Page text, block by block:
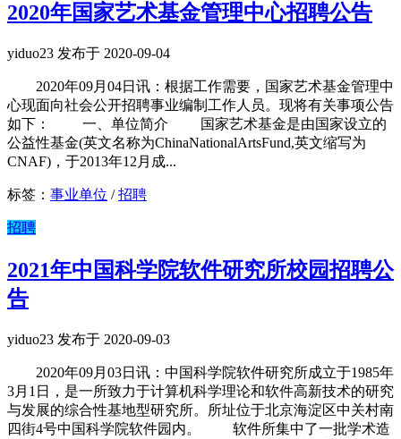
2020年国家艺术基金管理中心招聘公告
yiduo23 发布于 2020-09-04
2020年09月04日讯：根据工作需要，国家艺术基金管理中
心现面向社会公开招聘事业编制工作人员。现将有关事项公告
如下： 一、单位简介 国家艺术基金是由国家设立的
公益性基金(英文名称为ChinaNationalArtsFund,英文缩写为
CNAF)，于2013年12月成...
标签： 事业单位 /招聘
招聘
2021年中国科学院软件研究所校园招聘公
告
yiduo23 发布于 2020-09-03
2020年09月03日讯：中国科学院软件研究所成立于1985年
3月1日，是一所致力于计算机科学理论和软件高新技术的研究
与发展的综合性基地型研究所。所址位于北京海淀区中关村南
四街4号中国科学院软件园内。 软件所集中了一批学术造